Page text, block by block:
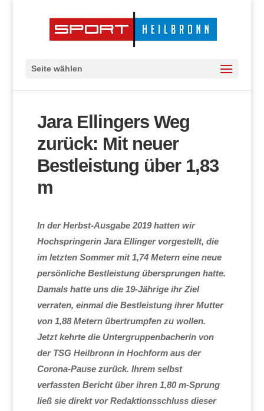
Seite wählen
Jara Ellingers Weg
zurück: Mit neuer
Bestleistung über 1,83
m
In der Herbst-Ausgabe 2019 hatten wir
Hochspringerin Jara Ellinger vorgestellt, die
im letzten Sommer mit 1,74 Metern eine neue
persönliche Bestleistung übersprungen hatte.
Damals hatte uns die 19-Jährige ihr Ziel
verraten, einmal die Bestleistung ihrer Mutter
von 1,88 Metern übertrumpfen zu wollen.
Jetzt kehrte die Untergruppenbacherin von
der TSG Heilbronn in Hochform aus der
Corona-Pause zurück. Ihrem selbst
verfassten Bericht über ihren 1,80 m-Sprung
ließ sie direkt vor Redaktionsschluss dieser